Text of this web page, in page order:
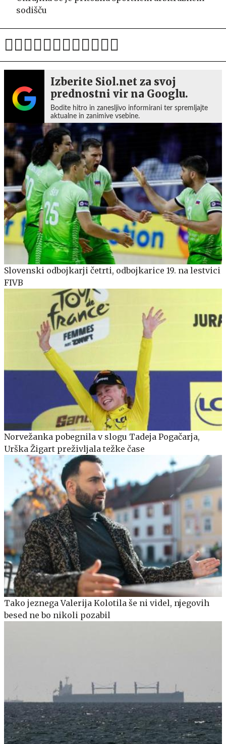
sodišču
Izberite Siol.net za svoj
prednostni vir na Googlu.
Bodite hitro in zanesljivo informirani ter spremljajte
aktualne in zanimive vsebine.
Slovenski odbojkarji četrti, odbojkarice 19. na lestvici
FIVB
Norvežanka pobegnila v slogu Tadeja Pogačarja,
Urška Žigart preživljala težke čase
Tako jeznega Valerija Kolotila še ni videl, njegovih
besed ne bo nikoli pozabil